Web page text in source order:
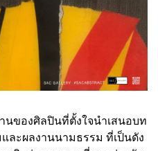
นของศิลปินที่ตั้งใจนำเสนอบท
ละผลงานนามธรรม ที่เป็นดัง